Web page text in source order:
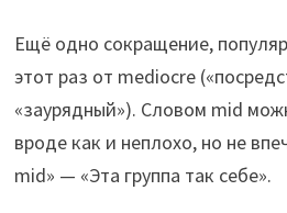
Ещё одно сокращение,
этот раз от mediocre
«заурядный»). Словом mid
вроде как и неплохо, но не
mid» — «Эта группа так себе».